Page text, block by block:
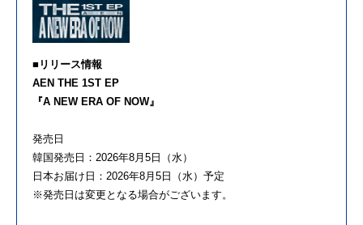
■リリース情報
AEN THE 1ST EP
『A NEW ERA OF NOW』
発売日
韓国発売日：2026年8月5日（水）
日本お届け日：2026年8月5日（水）予定
※発売日は変更となる場合がございます。